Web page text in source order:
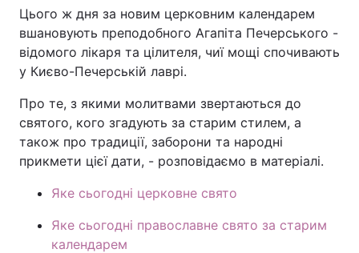
Цього ж дня за новим церковним календарем
вшановують преподобного Агапіта Печерського -
відомого лікаря та цілителя, чиї мощі спочивають
у Києво-Печерській лаврі.
Про те, з якими молитвами звертаються до
святого, кого згадують за старим стилем, а
також про традиції, заборони та народні
прикмети цієї дати, - розповідаємо в матеріалі.
Яке сьогодні церковне свято
Яке сьогодні православне свято за старим
календарем